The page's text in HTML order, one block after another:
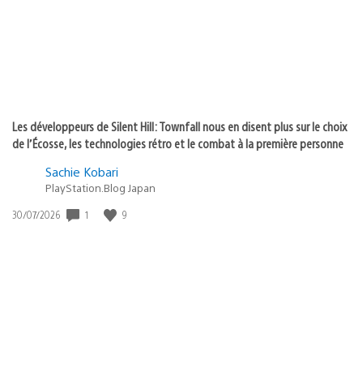
Les développeurs de Silent Hill: Townfall nous en disent plus sur le choix
de l’Écosse, les technologies rétro et le combat à la première personne
Sachie Kobari
PlayStation.Blog Japan
Date
30/07/2026 1 9